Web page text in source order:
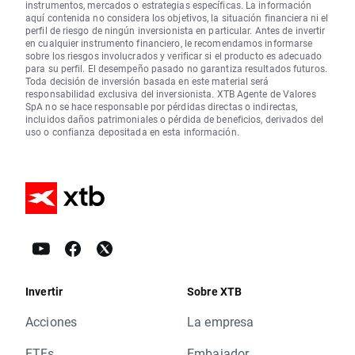
instrumentos, mercados o estrategias específicas. La información
aquí contenida no considera los objetivos, la situación financiera ni el
perfil de riesgo de ningún inversionista en particular. Antes de invertir
en cualquier instrumento financiero, le recomendamos informarse
sobre los riesgos involucrados y verificar si el producto es adecuado
para su perfil. El desempeño pasado no garantiza resultados futuros.
Toda decisión de inversión basada en este material será
responsabilidad exclusiva del inversionista. XTB Agente de Valores
SpA no se hace responsable por pérdidas directas o indirectas,
incluidos daños patrimoniales o pérdida de beneficios, derivados del
uso o confianza depositada en esta información.
Invertir
Acciones
Sobre XTB
La empresa